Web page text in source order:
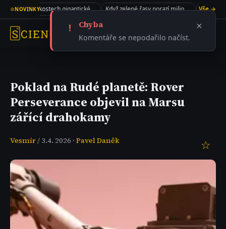
●NOVINKY Kolagen v kostech gigantického sauropoda Když zelené řasy porazí miliony dolarů Vše →
Poklad na Rudé planetě: Rover
Perseverance objevil na Marsu
zářící drahokamy
Vesmír/ 3.4. 2026 · Pavel Daněk ☆
! Chyba
Komentáře se nepodařilo načíst.
×